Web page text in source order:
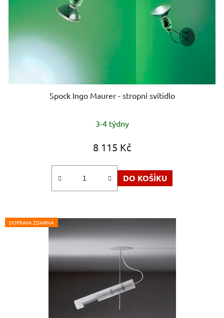
Spock Ingo Maurer - stropní svítidlo
3-4 týdny
8 115 Kč
DO KOŠÍKU
DOPRAVA ZDARMA